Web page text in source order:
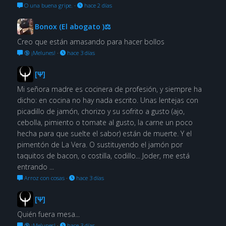
O una buena gripe. · hace 2 días
Bonox (El abogato )⚖
Creo que están amasando para hacer bollos
🔞 ¡Melunes! · hace 3 días
[Ψ]
Mi señora madre es cocinera de profesión, y siempre ha
dicho: en cocina no hay nada escrito. Unas lentejas con
picadillo de jamón, chorizo y su sofrito a gusto (ajo,
cebolla, pimiento o tomate al gusto, la carne un poco
hecha para que suelte el sabor) están de muerte. Y el
pimentón de La Vera. O sustituyendo el jamón por
taquitos de bacon, o costilla, codillo... Joder, me está
entrando ...
Arroz con cosas· hace 3 días
[Ψ]
Quién fuera mesa...